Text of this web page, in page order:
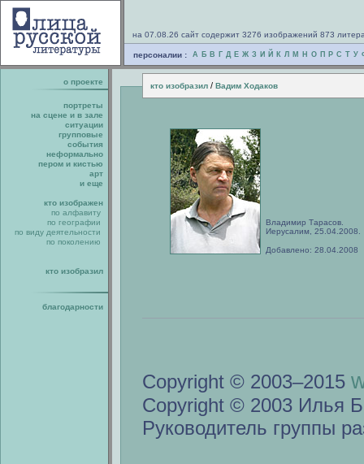
на 07.08.26 сайт содержит 3276 изображений 873
персоналии : А Б В Г Д Е Ж З И Й К Л М Н О П Р С Т У
о проекте кто изобразил / Вадим Ходаков
портреты
на сцене и в зале
ситуации
групповые
события
неформально
пером и кистью
арт
и еще
кто изображен
по алфавиту
по географии
по виду деятельности
по поколению
кто изобразил
благодарности
Владимир Тарасов.
Иерусалим, 25.04.2008.
Добавлено: 28.04.2008
Copyright © 2003–2015
Copyright © 2003 Илья
Руководитель группы